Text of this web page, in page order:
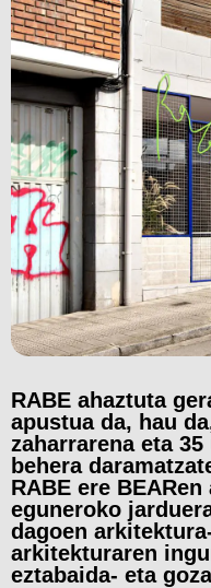
RABE ahaztuta
apustua da, hau
zaharrarena eta
behera
RABE ere
eguneroko
dagoen
arkitekturaren
eztabaida- eta